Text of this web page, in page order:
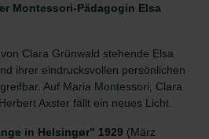
Montessori-Pädagogin Elsa
Clara Grünwald stehende Elsa
ihrer eindrucksvollen persönlichen
Auf Maria Montessori, Clara
Axster fällt ein neues Licht.
in Helsingør" 1929 (März